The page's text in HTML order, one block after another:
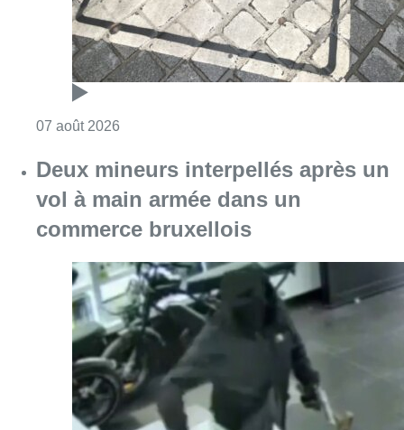
07 août 2026
Deux mineurs interpellés après un
vol à main armée dans un
commerce bruxellois